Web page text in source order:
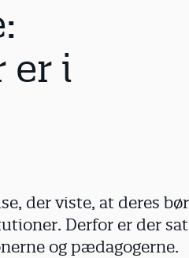
er i
der viste, at deres
Derfor er der
og pædagogerne.